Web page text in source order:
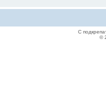
С
©